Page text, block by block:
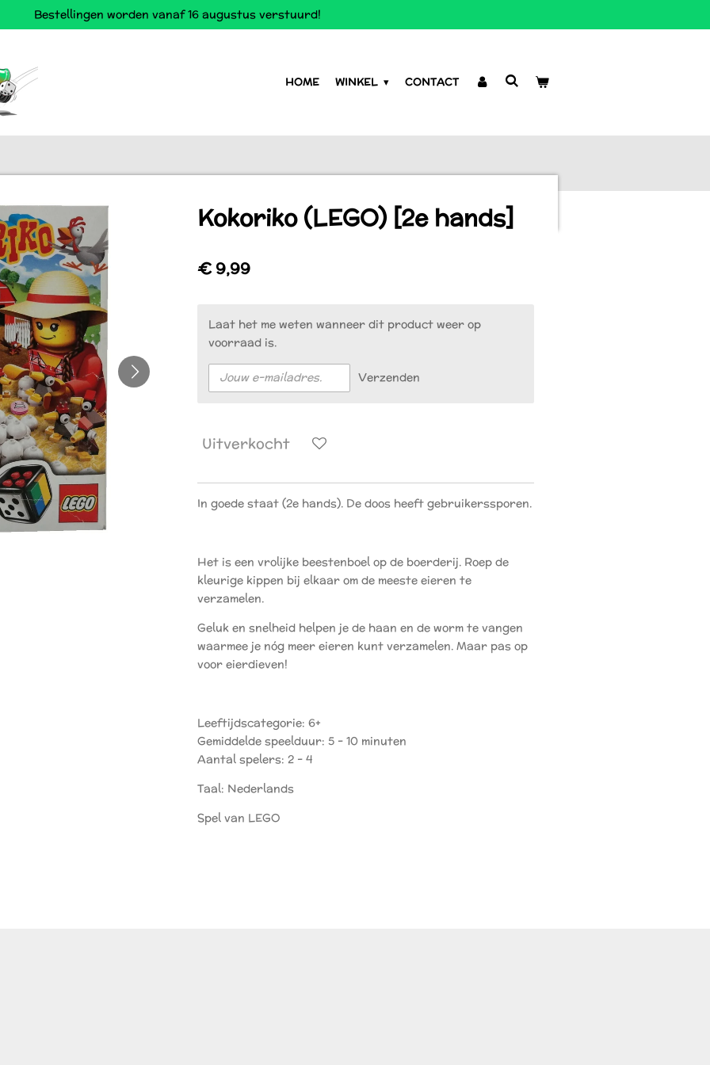
Bestellingen worden vanaf 16 augustus verstuurd!
HOME WINKEL CONTACT
Kokoriko (LEGO) [2e hands]
€ 9,99
Laat het me weten wanneer dit product weer op
voorraad is.
Verzenden
Uitverkocht
In goede staat (2e hands). De doos heeft gebruikerssporen.
Het is een vrolijke beestenboel op de boerderij. Roep de
kleurige kippen bij elkaar om de meeste eieren te
verzamelen.
Geluk en snelheid helpen je de haan en de worm te vangen
waarmee je nóg meer eieren kunt verzamelen. Maar pas op
voor eierdieven!
Leeftijdscategorie: 6+
Gemiddelde speelduur: 5 - 10 minuten
Aantal spelers: 2 - 4
Taal: Nederlands
Spel van LEGO